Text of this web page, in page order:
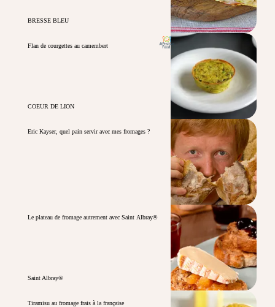
BRESSE BLEU
Flan de courgettes au camembert
COEUR DE LION
Eric Kayser, quel pain servir avec mes fromages ?
Le plateau de fromage autrement avec Saint Albray®
Saint Albray®
Tiramisu au fromage frais à la française